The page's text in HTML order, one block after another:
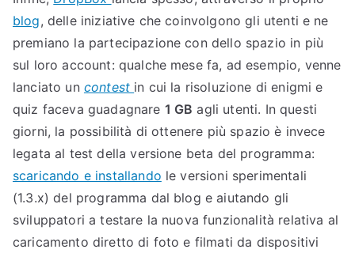
blog, delle iniziative che coinvolgono gli utenti e ne
premiano la partecipazione con dello spazio in più
sul loro account: qualche mese fa, ad esempio, venne
lanciato un contest in cui la risoluzione di enigmi e
quiz faceva guadagnare 1 GB agli utenti. In questi
giorni, la possibilità di ottenere più spazio è invece
legata al test della versione beta del programma:
scaricando e installando le versioni sperimentali
(1.3.x) del programma dal blog e aiutando gli
sviluppatori a testare la nuova funzionalità relativa al
caricamento diretto di foto e filmati da dispositivi